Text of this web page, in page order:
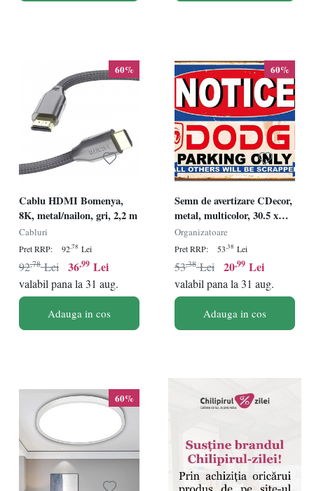
60%
Cablu HDMI Bomenya,
8K, metal/nailon, gri, 2,2 m
Cabluri
Pret RRP: 92,78 Lei
36,99 Lei
92,78 Lei
valabil pana la 31 aug.
Adauga in cos
60%
Semn de avertizare CDecor,
metal, multicolor, 30.5 x
20.3 cm
Organizatoare
Pret RRP: 53,38 Lei
20,99 Lei
53,38 Lei
valabil pana la 31 aug.
Adauga in cos
60%